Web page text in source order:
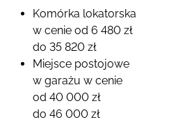
Komórka lokatorska
w cenie od 6 480 zł
do 35 820 zł
Miejsce postojowe
w garażu w cenie
od 40 000 zł
do 46 000 zł